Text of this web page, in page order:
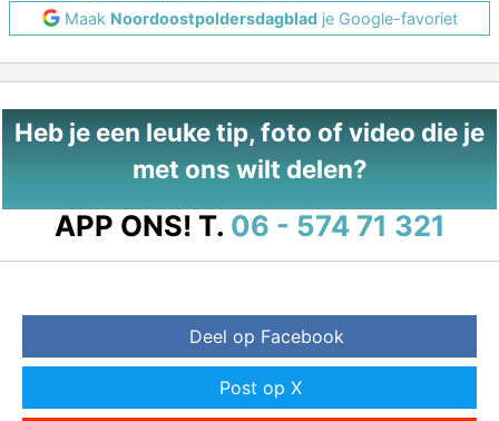
Maak Noordoostpoldersdagbladje Google-favoriet
Heb je een leuke tip, foto of video die je
met ons wilt delen?
APP ONS! T. 06 - 574 71 321
Deel op Facebook
Post op X